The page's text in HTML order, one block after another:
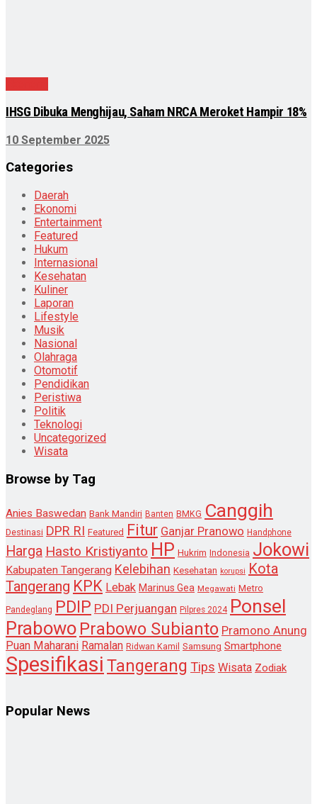
IHSG Dibuka Menghijau, Saham NRCA Meroket Hampir 18%
10 September 2025
Categories
Daerah
Ekonomi
Entertainment
Featured
Hukum
Internasional
Kesehatan
Kuliner
Laporan
Lifestyle
Musik
Nasional
Olahraga
Otomotif
Pendidikan
Peristiwa
Politik
Teknologi
Uncategorized
Wisata
Browse by Tag
Anies Baswedan Bank Mandiri Banten BMKG Canggih
Destinasi DPR RI Featured Fitur Ganjar Pranowo Handphone
Harga Hasto Kristiyanto HP Hukrim Indonesia Jokowi
Kabupaten Tangerang Kelebihan Kesehatan korupsi
Kota
Tangerang KPK Lebak Marinus Gea Megawati Metro
Pandeglang PDIP PDI Perjuangan Pilpres 2024 Ponsel
Prabowo Prabowo Subianto Pramono Anung
Puan Maharani Ramalan Ridwan Kamil Samsung Smartphone
Spesifikasi Tangerang Tips Wisata Zodiak
Popular News